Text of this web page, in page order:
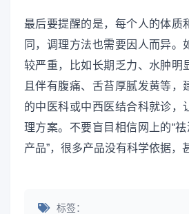
最后要提醒的是，每个人的体质
同，调理方法也需要因人而异。
较严重，比如长期乏力、水肿明
且伴有腹痛、舌苔厚腻发黄等，
的中医科或中西医结合科就诊，
理方案。不要盲目相信网上的“祛
产品”，很多产品没有科学依据，
标签：